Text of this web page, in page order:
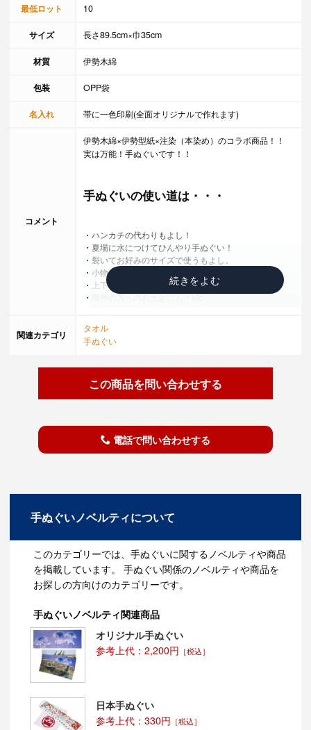
最低ロット 10
サイズ 長さ89.5cm×巾35cm
材質 伊勢木綿
包装 OPP袋
名入れ 帯に一色印刷(全面オリジナルで作れます)
コメント
伊勢木綿×伊勢型紙×注染（本染め）のコラボ商品！！
実は万能！手ぬぐいです！！
手ぬぐいの使い道は・・・
・ハンカチの代わりもよし！
・夏場に水につけてひんやり手ぬぐい！
・裂いてお好みのサイズで使うもよし。
・小物を包んで携帯できる。
・上下を棒で括ればタペストリーに！
・海外の方へのお土産にも！etc
手ぬぐいはとても万能です
特に海外の方の注目度は高く、お土産にも利用されてい
ます。
その中でもこの手ぬぐいは使えば使うほど、柔らかくな
なぜかというとこの手ぬぐいは伊勢木綿で出来ているか
らです。
江戸時代から２５０年以上続く「伊勢木綿」は、最上質
伸びて、本来の形状に戻っていきます。
手ぬぐいの機能性を抜群に備えているのが伊勢木綿手ぬ
ぐいです。
伊勢木綿×伊勢型紙×注染（本染め）の
コラボ商品！！
日本の伝統技術がたくさん詰まった商品です。特に、伊
勢木綿が高級です。
作り手さんは、国内最高級の純綿糸を使用し、明治時代
から受け継がれたトヨタ式織機を使って、当時と変わら
ぬ製法で作られています。
ような素朴な風合いがあります。
その秘密は、使われている糸にあります。
強く撚りをかけずに、綿（わた）に近い状態のふわふわ
の糸を天然のでんぷん糊で固め、ゆっくり織っていきま
関連カテゴリ
タオル
手ぬぐい
この商品を問い合わせする
電話で問い合わせする
手ぬぐいノベルティについて
このカテゴリーでは、手ぬぐいに関するノベルティや商品
を掲載しています。 手ぬぐい関係のノベルティや商品を
お探しの方向けのカテゴリーです。
手ぬぐいノベルティ関連商品
オリジナル手ぬぐい
参考上代：2,200円 ［税込］
日本手ぬぐい
参考上代：330円 ［税込］